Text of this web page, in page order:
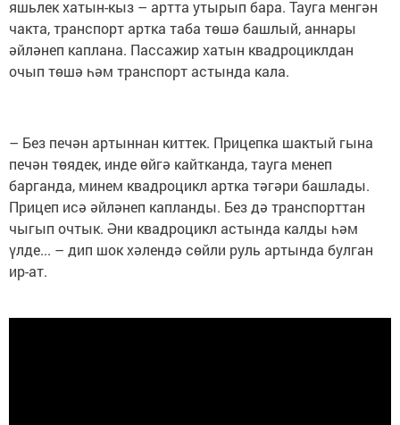
яшьлек хатын-кыз – артта утырып бара. Тауга менгән
чакта, транспорт артка таба төшә башлый, аннары
әйләнеп каплана. Пассажир хатын квадроциклдан
очып төшә һәм транспорт астында кала.
– Без печән артыннан киттек. Прицепка шактый гына
печән төядек, инде өйгә кайтканда, тауга менеп
барганда, минем квадроцикл артка тәгәри башлады.
Прицеп исә әйләнеп капланды. Без дә транспорттан
чыгып очтык. Әни квадроцикл астында калды һәм
үлде... – дип шок хәлендә сөйли руль артында булган
ир-ат.